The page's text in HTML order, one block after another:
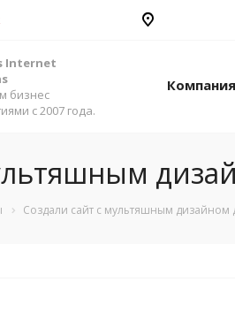
Internet
бизнес
с 2007 года.
Компания
Создали сайт с мультяшным дизайном